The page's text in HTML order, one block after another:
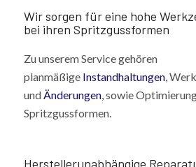
Wir sorgen für eine hohe
bei ihren Spritzgussformen
Zu unserem Service gehören
planmäßige Instandhaltungen,
und Änderungen, sowie
Spritzgussformen.
Herstellerunabhängige